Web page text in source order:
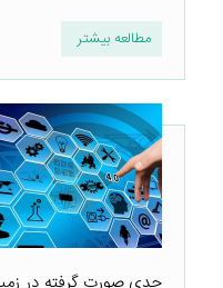
مطالعه بیشتر